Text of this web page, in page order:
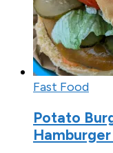
Fast Food
Potato